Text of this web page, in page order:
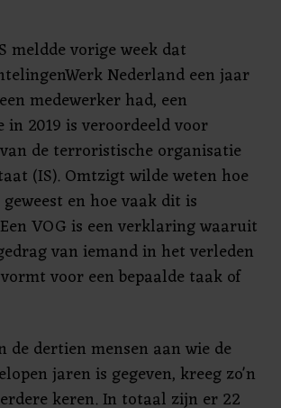
meldde vorige week dat
Nederland een jaar
medewerker had, een
2019 is veroordeeld voor
de terroristische organisatie
(IS). Omtzigt wilde weten hoe
en hoe vaak dit is
VOG is een verklaring waaruit
van iemand in het verleden
voor een bepaalde taak of
de dertien mensen aan wie de
jaren is gegeven, kreeg zo'n
keren. In totaal zijn er 22